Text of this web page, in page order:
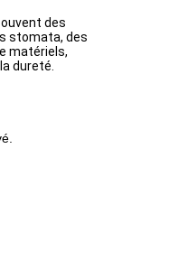
des
stomata, des
matériels,
dureté.